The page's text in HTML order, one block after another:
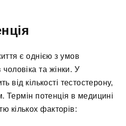
є однією з умов
чоловіка та жінки. У
від кількості тестостерону,
Термін потенція в медицині
кількох факторів: